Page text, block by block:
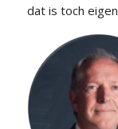
dat is toch